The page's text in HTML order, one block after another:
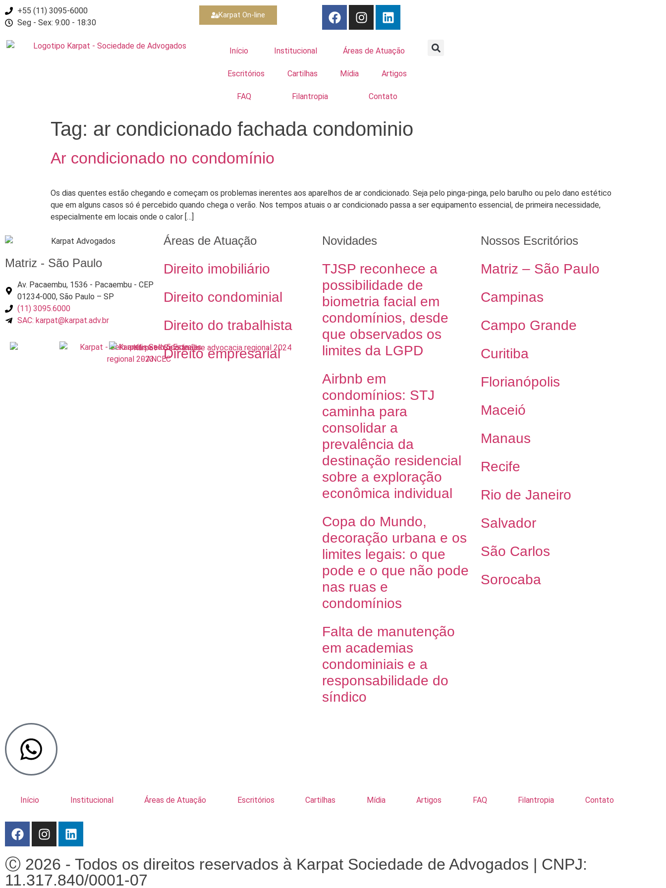
+55 (11) 3095-6000
Seg - Sex: 9:00 - 18:30
Karpat On-line
Início Institucional Áreas de Atuação
Escritórios Cartilhas Mídia Artigos
FAQ Filantropia Contato
Tag: ar condicionado fachada condominio
Ar condicionado no condomínio
Os dias quentes estão chegando e começam os problemas inerentes aos aparelhos de ar condicionado. Seja pelo pinga-pinga, pelo barulho ou pelo dano estético
que em alguns casos só é percebido quando chega o verão. Nos tempos atuais o ar condicionado passa a ser equipamento essencial, de primeira necessidade,
especialmente em locais onde o calor […]
Matriz - São Paulo
Av. Pacaembu, 1536 - Pacaembu - CEP
01234-000, São Paulo – SP
(11) 3095.6000
SAC: karpat@karpat.adv.br
Áreas de Atuação
Direito imobiliário
Direito condominial
Direito do trabalhista
Direito empresarial
Novidades
TJSP reconhece a
possibilidade de
biometria facial em
condomínios, desde
que observados os
limites da LGPD
Airbnb em
condomínios: STJ
caminha para
consolidar a
prevalência da
destinação residencial
sobre a exploração
econômica individual
Copa do Mundo,
decoração urbana e os
limites legais: o que
pode e o que não pode
nas ruas e
condomínios
Falta de manutenção
em academias
condominiais e a
responsabilidade do
síndico
Nossos Escritórios
Matriz – São Paulo
Campinas
Campo Grande
Curitiba
Florianópolis
Maceió
Manaus
Recife
Rio de Janeiro
Salvador
São Carlos
Sorocaba
Início Institucional Áreas de Atuação Escritórios Cartilhas Mídia Artigos FAQ Filantropia Contato
Ⓒ 2026 - Todos os direitos reservados à Karpat Sociedade de Advogados | CNPJ:
11.317.840/0001-07